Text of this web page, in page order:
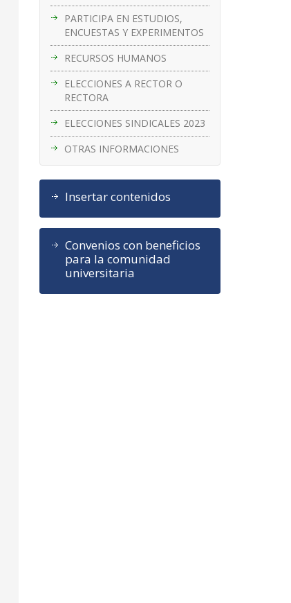
PARTICIPA EN ESTUDIOS,
ENCUESTAS Y EXPERIMENTOS
RECURSOS HUMANOS
ELECCIONES A RECTOR O
RECTORA
ELECCIONES SINDICALES 2023
OTRAS INFORMACIONES
Insertar contenidos
Convenios con beneficios
para la comunidad
universitaria